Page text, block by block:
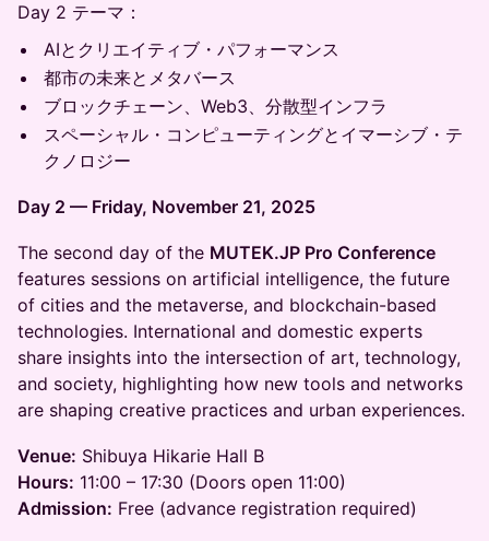
Day 2 テーマ：
AIとクリエイティブ・パフォーマンス
都市の未来とメタバース
ブロックチェーン、Web3、分散型インフラ
スペーシャル・コンピューティングとイマーシブ・テ
クノロジー
Day 2 — Friday, November 21, 2025
The second day of the MUTEK.JP Pro Conference
features sessions on artificial intelligence, the future
of cities and the metaverse, and blockchain-based
technologies. International and domestic experts
share insights into the intersection of art, technology,
and society, highlighting how new tools and networks
are shaping creative practices and urban experiences.
Venue: Shibuya Hikarie Hall B
Hours: 11:00 – 17:30 (Doors open 11:00)
Admission: Free (advance registration required)